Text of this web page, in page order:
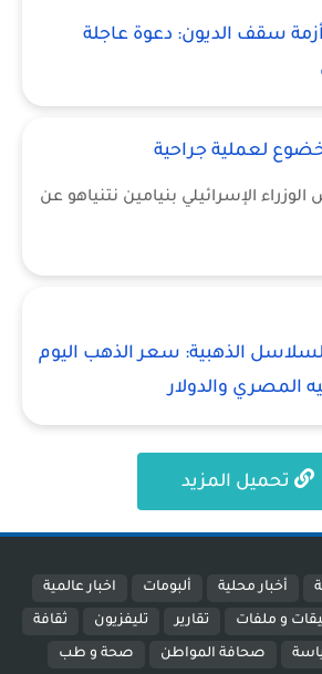
سقف الديون: دعوة عاجلة
لعملية جراحية
الإسرائيلي بنيامين نتنياهو عن
الذهبية: سعر الذهب اليوم
المصري والدولار
تحميل المزيد
أخبار محلية ألبومات اخبار عالمية
و ملفات تقارير تليفزيون ثقافة
صحافة المواطن صحة و طب